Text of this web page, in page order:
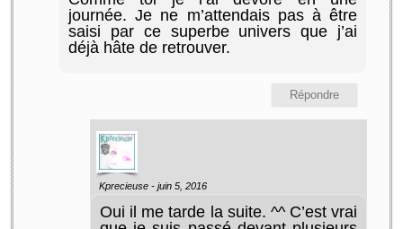
journée. Je ne m’attendais pas à être
saisi par ce superbe univers que j’ai
déjà hâte de retrouver.
Répondre
Kprecieuse - juin 5, 2016
Oui il me tarde la suite. ^^ C’est vrai